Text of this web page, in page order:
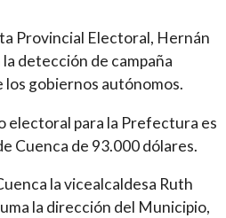
Provincial Electoral, Hernán
detección de campaña
los gobiernos autónomos.
electoral para la Prefectura es
Cuenca de 93.000 dólares.
la vicealcaldesa Ruth
la dirección del Municipio,